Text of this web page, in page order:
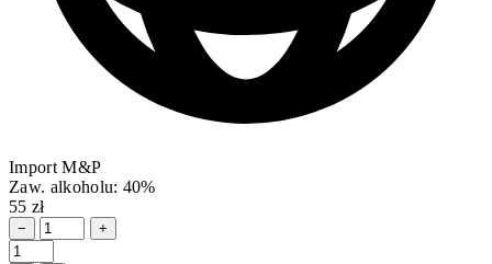
Import M&P
Zaw. alkoholu: 40%
55 zł
− +